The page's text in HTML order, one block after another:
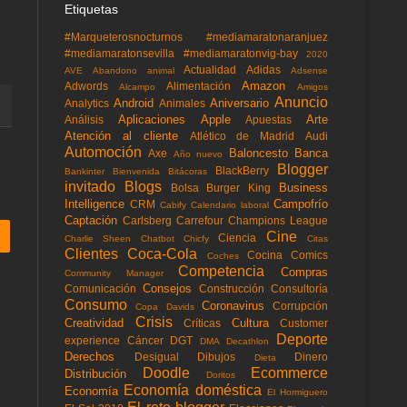
Etiquetas
#Marqueterosnocturnos
#mediamaratonaranjuez
#mediamaratonsevilla
#mediamaratonvig-bay
2020
AVE
Abandono animal Actualidad Adidas Adsense
Adwords Alcampo Alimentación Amazon Amigos
Analytics Android Animales Aniversario Anuncio
Análisis Aplicaciones Apple Apuestas
Arte
Atención al cliente
Atlético de Madrid Audi
Automoción Axe Año nuevo Baloncesto Banca
Bankinter Bienvenida Bitácoras BlackBerry
Blogger
invitado
Blogs Bolsa Burger King
Business
Intelligence CRM Cabify Calendario laboral Campofrío
Captación Carlsberg Carrefour Champions League
Charlie Sheen Chatbot Chicfy Ciencia Cine Citas
Clientes Coca-Cola Coches Cocina Comics
Community Manager Competencia Compras
Comunicación Consejos Construcción Consultoría
Consumo Copa Davids Coronavirus Corrupción
Creatividad Crisis Críticas Cultura
Customer
experience
Cáncer DGT DMA Decathlon Deporte
Derechos Desigual Dibujos Dieta Dinero
Distribución Doodle Doritos Ecommerce
Economía Economía doméstica El Hormiguero